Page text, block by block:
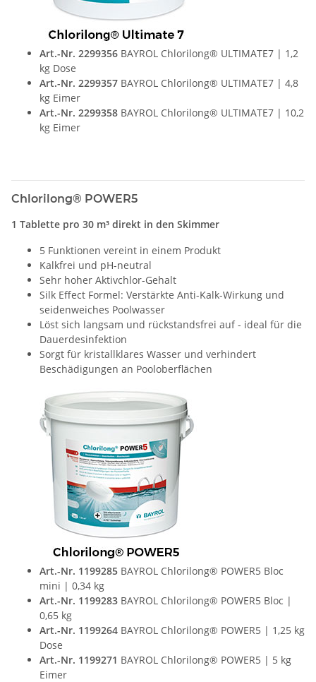
Art.-Nr. 2299356 BAYROL Chlorilong® ULTIMATE7 | 1,2
kg Dose
Art.-Nr. 2299357 BAYROL Chlorilong® ULTIMATE7 | 4,8
kg Eimer
Art.-Nr. 2299358 BAYROL Chlorilong® ULTIMATE7 | 10,2
kg Eimer
Chlorilong® POWER5
1 Tablette pro 30 m³ direkt in den Skimmer
5 Funktionen vereint in einem Produkt
Kalkfrei und pH-neutral
Sehr hoher Aktivchlor-Gehalt
Silk Effect Formel: Verstärkte Anti-Kalk-Wirkung und
seidenweiches Poolwasser
Löst sich langsam und rückstandsfrei auf - ideal für die
Dauerdesinfektion
Sorgt für kristallklares Wasser und verhindert
Beschädigungen an Pooloberflächen
Art.-Nr. 1199285 BAYROL Chlorilong® POWER5 Bloc
mini | 0,34 kg
Art.-Nr. 1199283 BAYROL Chlorilong® POWER5 Bloc |
0,65 kg
Art.-Nr. 1199264 BAYROL Chlorilong® POWER5 | 1,25 kg
Dose
Art.-Nr. 1199271 BAYROL Chlorilong® POWER5 | 5 kg
Eimer